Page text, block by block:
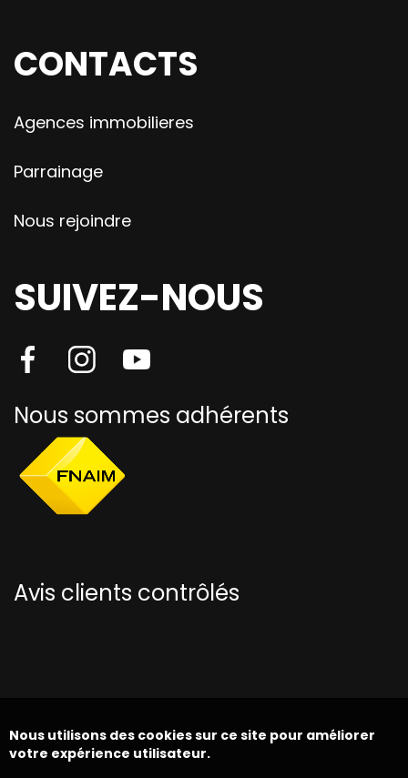
CONTACTS
Agences immobilieres
Parrainage
Nous rejoindre
SUIVEZ-NOUS
Nous sommes adhérents
Avis clients contrôlés
Nous utilisons des cookies sur ce site pour améliorer
votre expérience utilisateur.